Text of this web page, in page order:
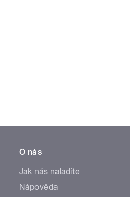
O nás
Jak nás naladíte
Nápověda